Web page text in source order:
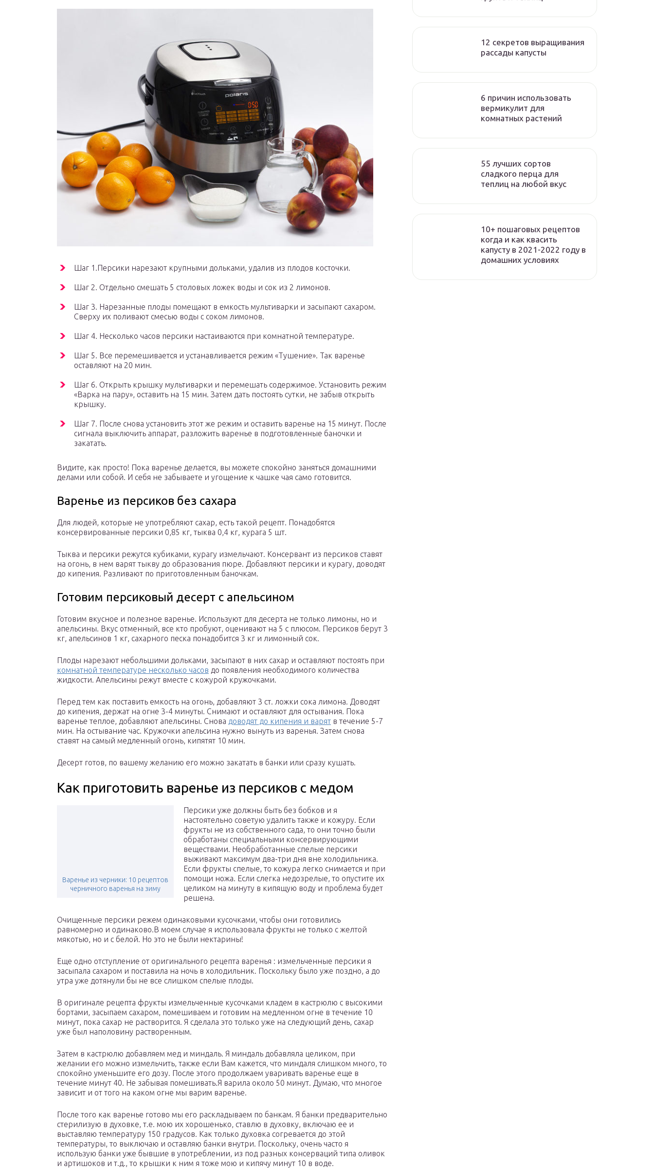
Шаг 1.Персики нарезают крупными дольками, удалив из плодов косточки.
Шаг 2. Отдельно смешать 5 столовых ложек воды и сок из 2 лимонов.
Шаг 3. Нарезанные плоды помещают в емкость мультиварки и засыпают сахаром.
Сверху их поливают смесью воды с соком лимонов.
Шаг 4. Несколько часов персики настаиваются при комнатной температуре.
Шаг 5. Все перемешивается и устанавливается режим «Тушение». Так варенье
оставляют на 20 мин.
Шаг 6. Открыть крышку мультиварки и перемешать содержимое. Установить режим
«Варка на пару», оставить на 15 мин. Затем дать постоять сутки, не забыв открыть
крышку.
Шаг 7. После снова установить этот же режим и оставить варенье на 15 минут. После
сигнала выключить аппарат, разложить варенье в подготовленные баночки и
закатать.
Видите, как просто! Пока варенье делается, вы можете спокойно заняться домашними
делами или собой. И себя не забываете и угощение к чашке чая само готовится.
Варенье из персиков без сахара
Для людей, которые не употребляют сахар, есть такой рецепт. Понадобятся
консервированные персики 0,85 кг, тыква 0,4 кг, курага 5 шт.
Тыква и персики режутся кубиками, курагу измельчают. Консервант из персиков ставят
на огонь, в нем варят тыкву до образования пюре. Добавляют персики и курагу, доводят
до кипения. Разливают по приготовленным баночкам.
Готовим персиковый десерт с апельсином
Готовим вкусное и полезное варенье. Используют для десерта не только лимоны, но и
апельсины. Вкус отменный, все кто пробуют, оценивают на 5 с плюсом. Персиков берут 3
кг, апельсинов 1 кг, сахарного песка понадобится 3 кг и лимонный сок.
Плоды нарезают небольшими дольками, засыпают в них сахар и оставляют постоять при
комнатной температуре несколько часов до появления необходимого количества
жидкости. Апельсины режут вместе с кожурой кружочками.
Перед тем как поставить емкость на огонь, добавляют 3 ст. ложки сока лимона. Доводят
до кипения, держат на огне 3-4 минуты. Снимают и оставляют для остывания. Пока
варенье теплое, добавляют апельсины. Снова доводят до кипения и варят в течение 5-7
мин. На остывание час. Кружочки апельсина нужно вынуть из варенья. Затем снова
ставят на самый медленный огонь, кипятят 10 мин.
Десерт готов, по вашему желанию его можно закатать в банки или сразу кушать.
Как приготовить варенье из персиков с медом
Варенье из черники: 10 рецептов
черничного варенья на зиму
Персики уже должны быть без бобков и я
настоятельно советую удалить также и кожуру. Если
фрукты не из собственного сада, то они точно были
обработаны специальными консервирующими
веществами. Необработанные спелые персики
выживают максимум два-три дня вне холодильника.
Если фрукты спелые, то кожура легко снимается и при
помощи ножа. Если слегка недозрелые, то опустите их
целиком на минуту в кипящую воду и проблема будет
решена.
Очищенные персики режем одинаковыми кусочками, чтобы они готовились
равномерно и одинаково.В моем случае я использовала фрукты не только с желтой
мякотью, но и с белой. Но это не были нектарины!
Еще одно отступление от оригинального рецепта варенья : измельченные персики я
засыпала сахаром и поставила на ночь в холодильник. Поскольку было уже поздно, а до
утра уже дотянули бы не все слишком спелые плоды.
В оригинале рецепта фрукты измельченные кусочками кладем в кастрюлю с высокими
бортами, засыпаем сахаром, помешиваем и готовим на медленном огне в течение 10
минут, пока сахар не растворится. Я сделала это только уже на следующий день, сахар
уже был наполовину растворенным.
Затем в кастрюлю добавляем мед и миндаль. Я миндаль добавляла целиком, при
желании его можно измельчить, также если Вам кажется, что миндаля слишком много, то
спокойно уменьшите его дозу. После этого продолжаем уваривать варенье еще в
течение минут 40. Не забывая помешивать.Я варила около 50 минут. Думаю, что многое
зависит и от того на каком огне мы варим варенье.
После того как варенье готово мы его раскладываем по банкам. Я банки предварительно
стерилизую в духовке, т.е. мою их хорошенько, ставлю в духовку, включаю ее и
выставляю температуру 150 градусов. Как только духовка согревается до этой
температуры, то выключаю и оставляю банки внутри. Поскольку, очень часто я
использую банки уже бывшие в употреблении, из под разных консерваций типа оливок
и артишоков и т.д., то крышки к ним я тоже мою и кипячу минут 10 в воде.
12 секретов выращивания
рассады капусты
6 причин использовать
вермикулит для
комнатных растений
55 лучших сортов
сладкого перца для
теплиц на любой вкус
10+ пошаговых рецептов
когда и как квасить
капусту в 2021-2022 году в
домашних условиях